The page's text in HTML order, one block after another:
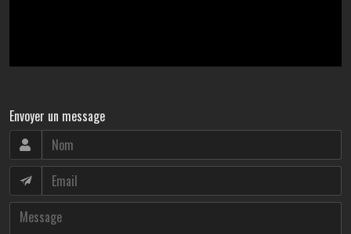
Envoyer un message